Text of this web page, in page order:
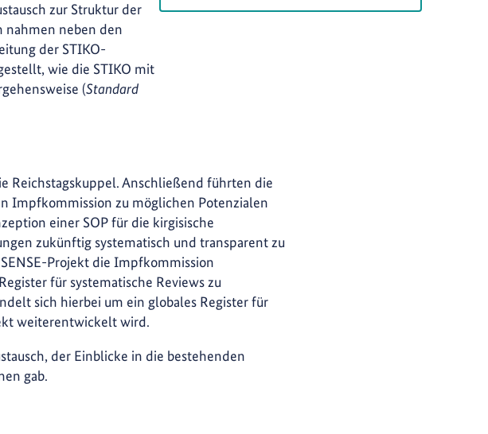
zur Struktur der
nahmen neben den
der STIKO-
wie die STIKO mit
(Standard
Reichstagskuppel. Anschließend führten die
Impfkommission zu möglichen Potenzialen
einer SOP für die kirgisische
zukünftig systematisch und transparent zu
Projekt die Impfkommission
für systematische Reviews zu
sich hierbei um ein globales Register für
weiterentwickelt wird.
der Einblicke in die bestehenden
gab.